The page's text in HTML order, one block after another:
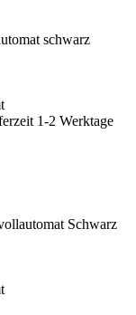
schwarz
1-2 Werktage
Schwarz